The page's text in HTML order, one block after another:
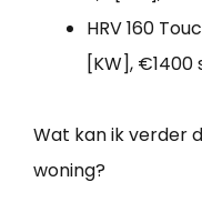
HRV 160
[KW], €1400
Wat kan ik verder
woning?